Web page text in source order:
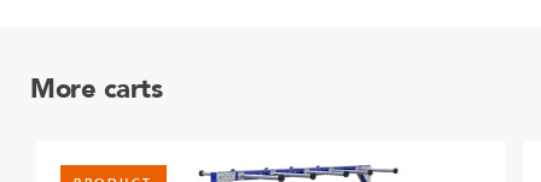
More carts